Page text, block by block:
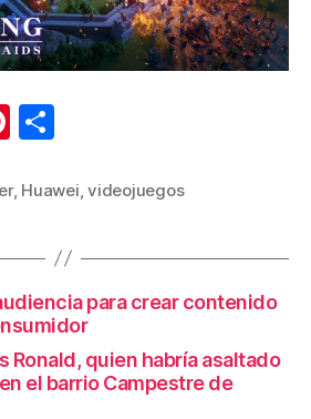
Pi
er
st
m
ar
tir
, Huawei ,videojuegos
para crear contenido
Ronald, quien habría asaltado
el barrio Campestre de